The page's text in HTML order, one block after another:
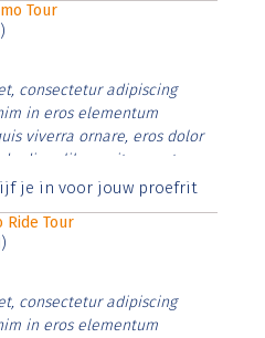
Tour
consectetur adipiscing
in eros elementum
viverra ornare, eros dolor
diam libero vitae erat.
cursus id rutrum lorem
je in voor jouw proefrit
Ride Tour
consectetur adipiscing
in eros elementum